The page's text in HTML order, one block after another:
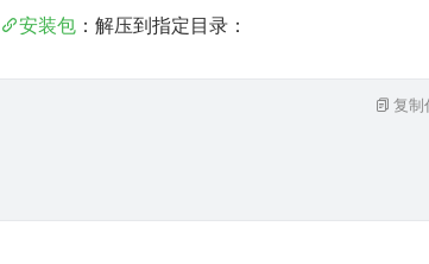
安装包 ：解压到指定目录：
复制